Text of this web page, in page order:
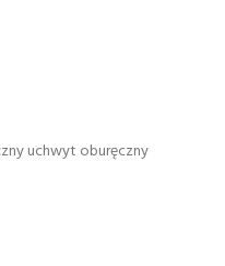
uchwyt oburęczny